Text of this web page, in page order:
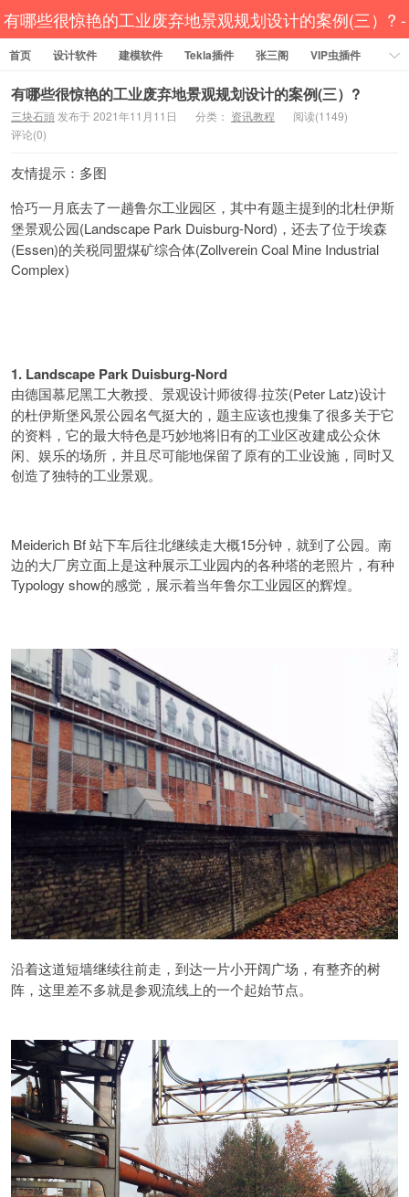
有哪些很惊艳的工业废弃地景观规划设计的案例(三）? -
钢结构资源网 Tekla插件 CAD工具 犀牛GH汉化 套料
首页 设计软件 建模软件 Tekla插件 张三阁
VIP虫插件
CAD插件
定尺提料 贱人工具箱 工程辅助
办公必备
资讯教程
工程模型 关于网站
有哪些很惊艳的工业废弃地景观规划设计的案例(三）?
三块石頭 发布于 2021年11月11日 分类： 资讯教程
阅读(1149)
评论(0)
友情提示：多图
恰巧一月底去了一趟鲁尔工业园区，其中有题主提到的北杜伊斯
堡景观公园 (Landscape Park Duisburg-Nord)，还去了位于埃森
(Essen)的关税同盟煤矿综合体(Zollverein Coal Mine Industrial
Complex)
1. Landscape Park Duisburg-Nord
由德国慕尼黑工大教授、景观设计师彼得·拉茨(Peter Latz)设计
的杜伊斯堡风景公园名气挺大的，题主应该也搜集了很多关于它
的资料，它的最大特色是巧妙地将旧有的工业区改建成公众休
闲、娱乐的场所，并且尽可能地保留了原有的工业设施，同时又
创造了独特的工业景观。
Meiderich Bf 站下车后往北继续走大概15分钟，就到了公园。南
边的大厂房立面上是这种展示工业园内的各种塔的老照片，有种
Typology show的感觉，展示着当年鲁尔工业园区的辉煌。
沿着这道短墙继续往前走，到达一片小开阔广场，有整齐的树
阵，这里差不多就是参观流线上的一个起始节点。